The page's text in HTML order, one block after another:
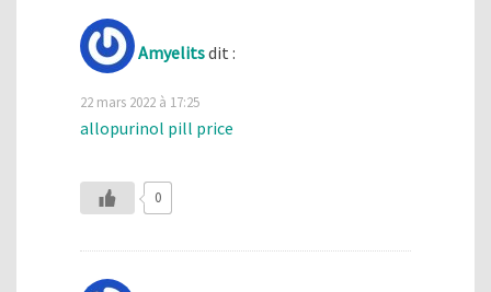
Amyelitsdit :
22 mars 2022 à 17:25
allopurinol pill price
0